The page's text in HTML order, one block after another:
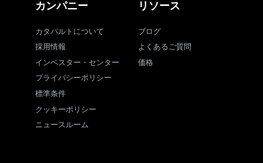
カンパニー
カタパルトについて
採用情報
インベスター・センター
プライバシーポリシー
標準条件
クッキーポリシー
ニュースルーム
リソース
ブログ
よくあるご質問
価格